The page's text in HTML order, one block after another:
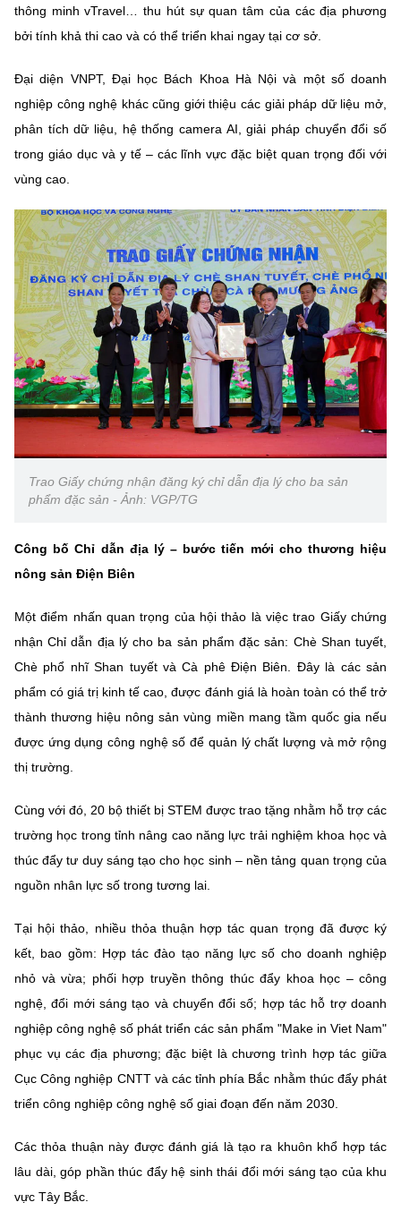
thông minh vTravel… thu hút sự quan tâm của các địa phương
bởi tính khả thi cao và có thể triển khai ngay tại cơ sở.
Đại diện VNPT, Đại học Bách Khoa Hà Nội và một số doanh
nghiệp công nghệ khác cũng giới thiệu các giải pháp dữ liệu mở,
phân tích dữ liệu, hệ thống camera AI, giải pháp chuyển đổi số
trong giáo dục và y tế – các lĩnh vực đặc biệt quan trọng đối với
vùng cao.
Trao Giấy chứng nhận đăng ký chỉ dẫn địa lý cho ba sản
phẩm đặc sản - Ảnh: VGP/TG
Công bố Chỉ dẫn địa lý – bước tiến mới cho thương hiệu
nông sản Điện Biên
Một điểm nhấn quan trọng của hội thảo là việc trao Giấy chứng
nhận Chỉ dẫn địa lý cho ba sản phẩm đặc sản: Chè Shan tuyết,
Chè phổ nhĩ Shan tuyết và Cà phê Điện Biên. Đây là các sản
phẩm có giá trị kinh tế cao, được đánh giá là hoàn toàn có thể trở
thành thương hiệu nông sản vùng miền mang tầm quốc gia nếu
được ứng dụng công nghệ số để quản lý chất lượng và mở rộng
thị trường.
Cùng với đó, 20 bộ thiết bị STEM được trao tặng nhằm hỗ trợ các
trường học trong tỉnh nâng cao năng lực trải nghiệm khoa học và
thúc đẩy tư duy sáng tạo cho học sinh – nền tảng quan trọng của
nguồn nhân lực số trong tương lai.
Tại hội thảo, nhiều thỏa thuận hợp tác quan trọng đã được ký
kết, bao gồm: Hợp tác đào tạo năng lực số cho doanh nghiệp
nhỏ và vừa; phối hợp truyền thông thúc đẩy khoa học – công
nghệ, đổi mới sáng tạo và chuyển đổi số; hợp tác hỗ trợ doanh
nghiệp công nghệ số phát triển các sản phẩm "Make in Viet Nam"
phục vụ các địa phương; đặc biệt là chương trình hợp tác giữa
Cục Công nghiệp CNTT và các tỉnh phía Bắc nhằm thúc đẩy phát
triển công nghiệp công nghệ số giai đoạn đến năm 2030.
Các thỏa thuận này được đánh giá là tạo ra khuôn khổ hợp tác
lâu dài, góp phần thúc đẩy hệ sinh thái đổi mới sáng tạo của khu
vực Tây Bắc.